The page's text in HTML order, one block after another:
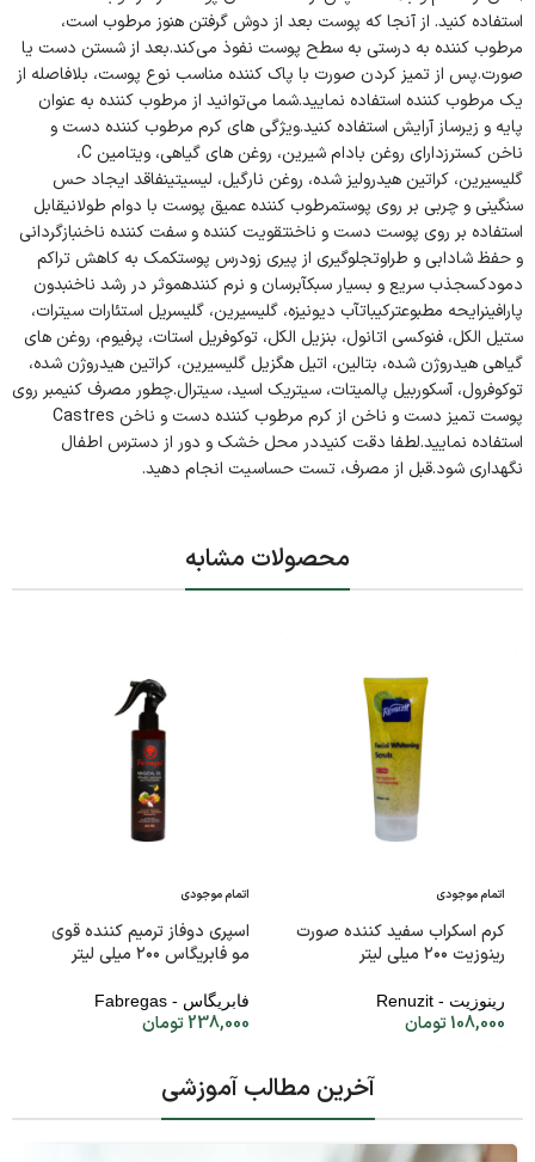
استفاده کنید. از آنجا که پوست بعد از دوش گرفتن هنوز مرطوب است،
مرطوب کننده به درستی به سطح پوست نفوذ می‌کند.بعد از شستن دست یا
صورت.پس از تمیز کردن صورت با پاک کننده مناسب نوع پوست، بلافاصله از
یک مرطوب کننده استفاده نمایید.شما می‌توانید از مرطوب کننده به عنوان
پایه و زیرساز آرایش استفاده کنید.ویژگی های کرم مرطوب کننده دست و
ناخن کسترزدارای روغن بادام شیرین، روغن های گیاهی، ویتامین C،
گلیسیرین، کراتین هیدرولیز شده، روغن نارگیل، لیسیتینفاقد ایجاد حس
سنگینی و چربی بر روی پوستمرطوب کننده عمیق پوست با دوام طولانیقابل
استفاده بر روی پوست دست و ناخنتقویت کننده و سفت کننده ناخنبازگردانی
و حفظ شادابی و طراوتجلوگیری از پیری زودرس پوستکمک به کاهش تراکم
دمودکسجذب سریع و بسیار سبکآبرسان و نرم کنندهموثر در رشد ناخنبدون
پارافینرایحه مطبوعترکیباتآب دیونیزه، گلیسیرین، گلیسریل استئارات سیترات،
ستیل الکل، فنوکسی اتانول، بنزیل الکل، توکوفریل استات، پرفیوم، روغن های
گیاهی هیدروژن شده، بتالین، اتیل هگزیل گلیسیرین، کراتین هیدروژن شده،
توکوفرول، آسکوربیل پالمیتات، سیتریک اسید، سیترال.چطور مصرف کنیمبر روی
پوست تمیز دست و ناخن از کرم مرطوب کننده دست و ناخن Castres
استفاده نمایید.لطفا دقت کنیددر محل خشک و دور از دسترس اطفال
نگهداری شود.قبل از مصرف، تست حساسیت انجام دهید.
محصولات مشابه
اتمام موجودی
کرم اسکراب سفید کننده صورت
رینوزیت ۲۰۰ میلی لیتر
رینوزیت - Renuzit
108,000تومان
اتمام موجودی
اسپری دوفاز ترمیم کننده قوی
مو فابریگاس ۲۰۰ میلی لیتر
فابریگاس - Fabregas
238,000تومان
آخرین مطالب آموزشی